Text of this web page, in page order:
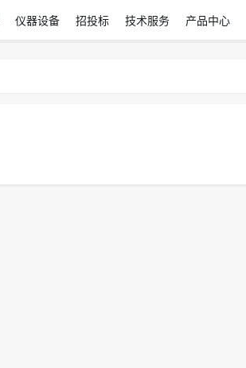
仪器设备 招投标 技术服务 产品中心